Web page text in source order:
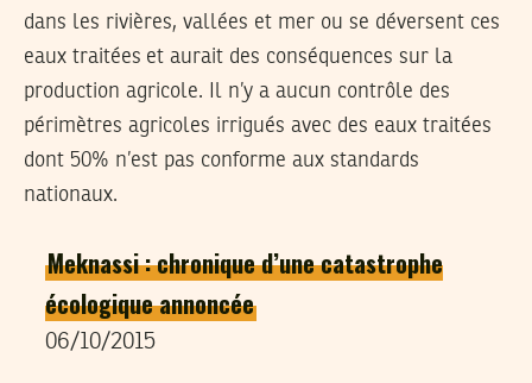
dans les rivières, vallées et mer ou se déversent ces
eaux traitées et aurait des conséquences sur la
production agricole. Il n’y a aucun contrôle des
périmètres agricoles irrigués avec des eaux traitées
dont 50% n’est pas conforme aux standards
nationaux.
Meknassi : chronique d’une catastrophe
écologique annoncée
06/10/2015